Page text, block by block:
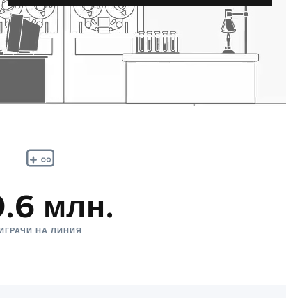
млн.
НА ЛИНИЯ